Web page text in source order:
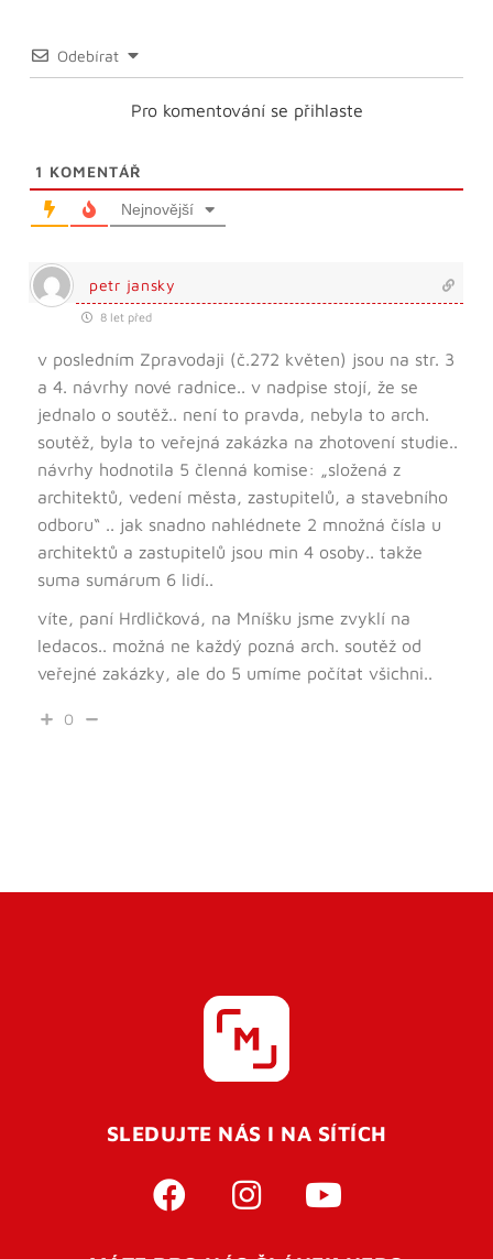
Odebírat
Pro komentování se přihlaste
1 KOMENTÁŘ
Nejnovější
petr jansky
8 let před
v posledním Zpravodaji (č.272 květen) jsou na str. 3
a 4. návrhy nové radnice.. v nadpise stojí, že se
jednalo o soutěž.. není to pravda, nebyla to arch.
soutěž, byla to veřejná zakázka na zhotovení studie..
návrhy hodnotila 5 členná komise: „složená z
architektů, vedení města, zastupitelů, a stavebního
odboru“ .. jak snadno nahlédnete 2 množná čísla u
architektů a zastupitelů jsou min 4 osoby.. takže
suma sumárum 6 lidí..
víte, paní Hrdličková, na Mníšku jsme zvyklí na
ledacos.. možná ne každý pozná arch. soutěž od
veřejné zakázky, ale do 5 umíme počítat všichni..
0
SLEDUJTE NÁS I NA SÍTÍCH